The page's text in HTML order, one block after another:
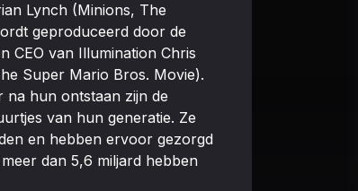
Lynch (Minions, The
geproduceerd door de
CEO van Illumination Chris
Super Mario Bros. Movie).
na hun ontstaan zijn de
van hun generatie. Ze
en hebben ervoor gezorgd
dan 5,6 miljard hebben